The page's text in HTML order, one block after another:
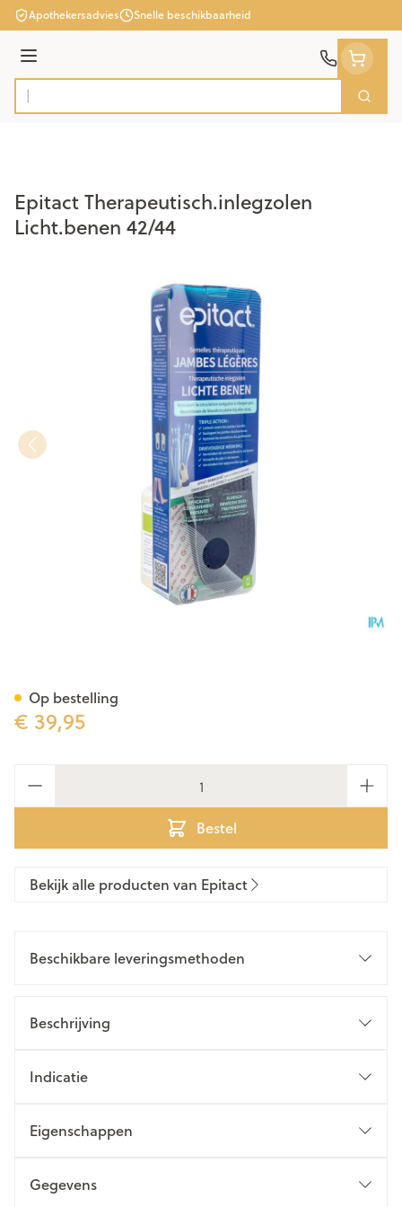
Ga naar de inhoud
Apothekersadvies Snelle beschikbaarheid
Menu
Product, merk, categorie...
Zoek
Epitact Therapeutisch.inlegzolen
Licht.benen 42/44
€ 39,95
Bestel
Op bestelling
Bekijk alle producten van Epitact
Beschikbare leveringsmethoden
Beschrijving
Indicatie
Eigenschappen
Gegevens